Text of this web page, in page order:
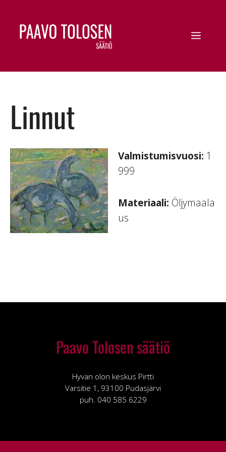
Linnut
Valmistumisvuosi: 1
999
Materiaali: Öljymaala
us
Paavo Tolosen säätiö
Hyvän olon keskus Pirtti
Varsitie 1, 93100 Pudasjärvi
puh. 040 585 6229